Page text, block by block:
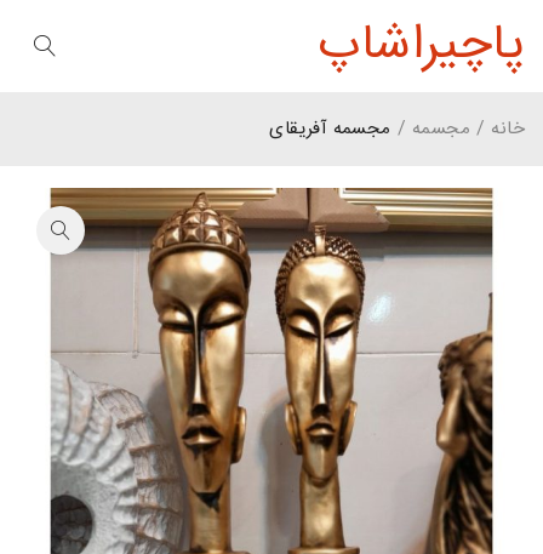
پاچیراشاپ
خانه / مجسمه / مجسمه آفریقای